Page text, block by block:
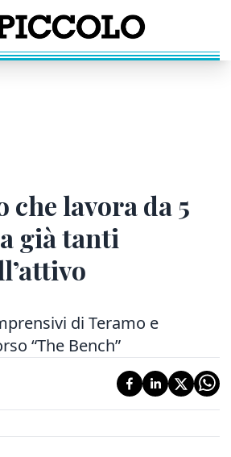
che lavora da 5
già tanti
di Teramo e
“The Bench”